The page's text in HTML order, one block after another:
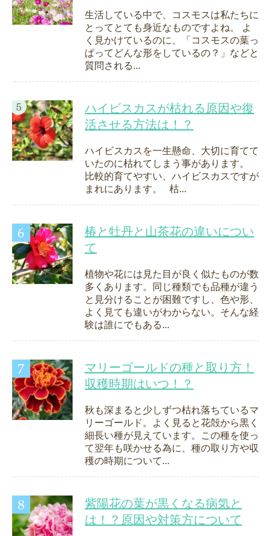
生活している中で、コスモスは私たちに
とってとても身近なものですよね。 よ
く見かけているのに、「コスモスの葉っ
ぱってどんな形をしているの？」などと
質問される...
ハイビスカスが枯れる原因や復
活させる方法は！？
ハイビスカスを一生懸命、大切に育てて
いたのに枯れてしまう事があります。
比較的育てやすい、ハイビスカスですが
まれにあります。 枯...
椿と牡丹と山茶花の違いについ
て
植物や花には見た目が良く似たものが数
多くあります。同じ種類でも品種が違う
と見分けることが困難ですし、色や形、
よく見ても違いがわからない。そんな経
験は誰にでもある...
マリーゴールドの種と取り方！
収穫時期はいつ！？
秋も深まると少しずつ枯れ落ちているマ
リーゴールド。よく見ると花殻から黒く
細長い種が見えています。この種を使っ
て翌年も咲かせる為に、種の取り方や収
穫の時期について...
紫陽花の葉が黒くなる病気と
は！？原因や対策方について